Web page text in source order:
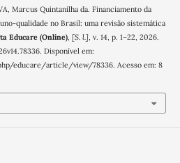
Marcus Quintanilha da. Financiamento da
qualidade no Brasil: uma revisão sistemática
Educare (Online), [S. l.], v. 14, p. 1–22, 2026.
Disponível em:
educare/article/view/78336. Acesso em: 8